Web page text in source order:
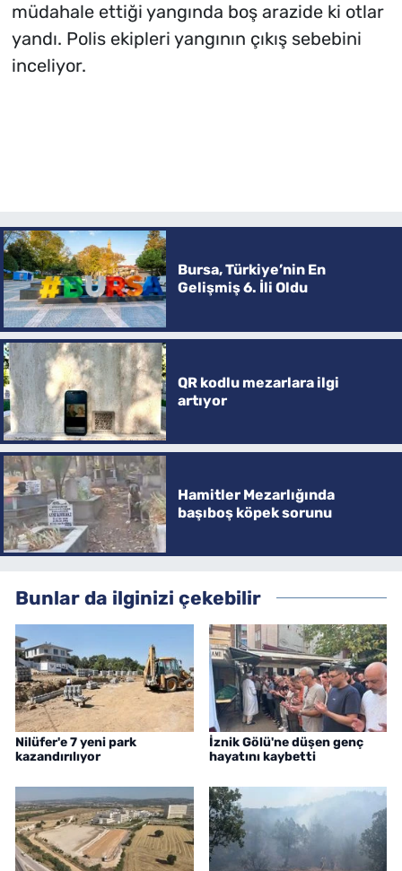
müdahale ettiği yangında boş arazide ki otlar
yandı. Polis ekipleri yangının çıkış sebebini
inceliyor.
Bursa, Türkiye’nin En
Gelişmiş 6. İli Oldu
QR kodlu mezarlara ilgi
artıyor
Hamitler Mezarlığında
başıboş köpek sorunu
Bunlar da ilginizi çekebilir
Nilüfer'e 7 yeni park
kazandırılıyor
İznik Gölü'ne düşen genç
hayatını kaybetti